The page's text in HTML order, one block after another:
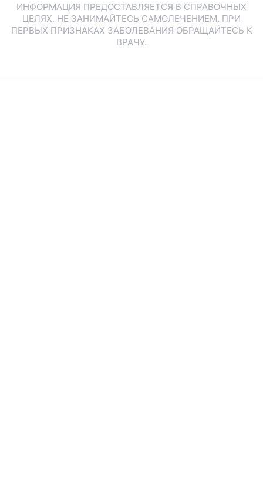
ИНФОРМАЦИЯ ПРЕДОСТАВЛЯЕТСЯ В СПРАВОЧНЫХ
ЦЕЛЯХ. НЕ ЗАНИМАЙТЕСЬ САМОЛЕЧЕНИЕМ. ПРИ
ПЕРВЫХ ПРИЗНАКАХ ЗАБОЛЕВАНИЯ ОБРАЩАЙТЕСЬ К
ВРАЧУ.